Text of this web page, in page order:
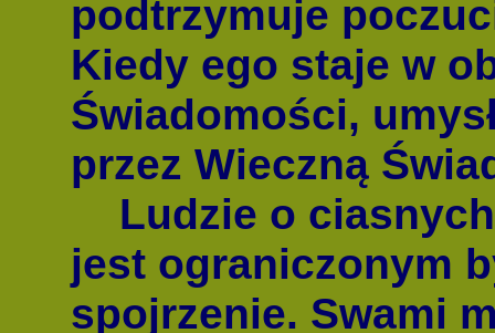
podtrzymuje
Kiedy ego staje w
Świadomości,
przez Wieczną
Ludzie o ciasnych
jest ograniczonym
spojrzenie. Swami